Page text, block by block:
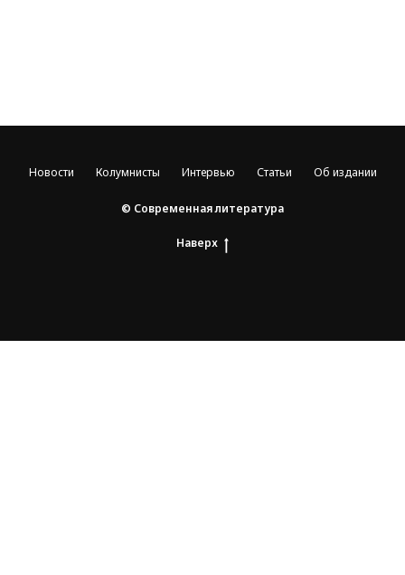
Новости Колумнисты Интервью Статьи Об издании
© Современная литература
Наверх